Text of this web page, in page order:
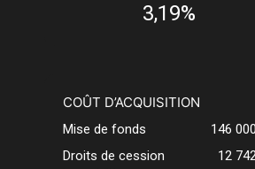
3,19%
COÛT D’ACQUISITION
Mise de fonds
146
Droits de cession
12